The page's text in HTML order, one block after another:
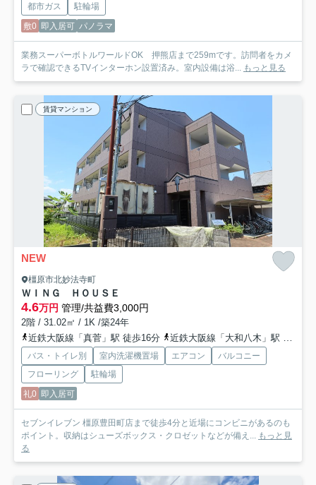
都市ガス
駐輪場
敷0 即入居可 パノラマ
業務スーパーボトルワールドOK 押熊店まで259mです。訪問者をカメ
ラで確認できるTVインターホン設置済み。室内設備は浴... もっと見る
賃貸マンション
NEW
橿原市北妙法寺町
ＷＩＮＧ ＨＯＵＳＥ
4.6万円 管理/共益費3,000円
2階 / 31.02㎡ / 1K /築24年
近鉄大阪線「真菅」駅 徒歩16分
近鉄大阪線「大和八木」駅 徒歩20分
バス・トイレ別 室内洗濯機置場 エアコン
バルコニー
フローリング
駐輪場
礼0 即入居可
セブンイレブン 橿原豊田町店まで徒歩4分と近場にコンビニがあるのも
ポイント。収納はシューズボックス・クロゼットなどが備え... もっと見
る